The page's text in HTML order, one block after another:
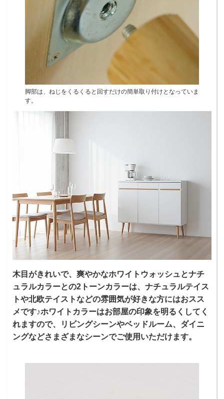
脚部は、ねじをくるくると回すだけの簡単取り付けとなっていま
す。
木目がきれいで、爽やかなホワイトウォッシュとナチ
ュラルカラーとの2トーンカラーは、ナチュラルテイス
トや北欧テイストなどの雰囲気が好きな方にはおスス
メです♪ホワイトカラーはお部屋の印象を明るくしてく
れますので、リビングシーンやベッドルーム、ダイニ
ングなどさまざまなシーンでご使用いただけます。